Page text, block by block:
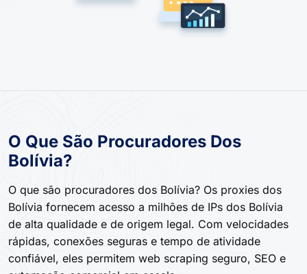
O Que São Procuradores Dos
Bolívia?
O que são procuradores dos Bolívia? Os proxies dos
Bolívia fornecem acesso a milhões de IPs dos Bolívia
de alta qualidade e de origem legal. Com velocidades
rápidas, conexões seguras e tempo de atividade
confiável, eles permitem web scraping seguro, SEO e